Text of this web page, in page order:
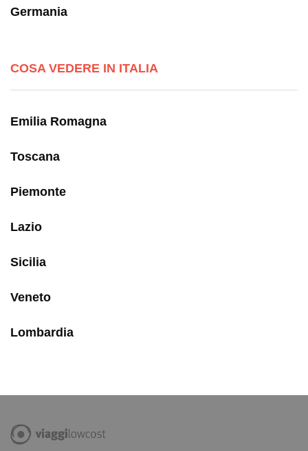
Germania
COSA VEDERE IN ITALIA
Emilia Romagna
Toscana
Piemonte
Lazio
Sicilia
Veneto
Lombardia